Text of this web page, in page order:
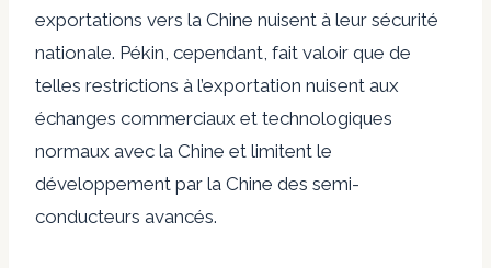
exportations vers la Chine nuisent à leur sécurité
nationale. Pékin, cependant, fait valoir que de
telles restrictions à l’exportation nuisent aux
échanges commerciaux et technologiques
normaux avec la Chine et limitent le
développement par la Chine des semi-
conducteurs avancés.